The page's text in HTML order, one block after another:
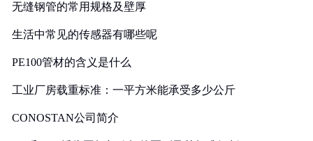
无缝钢管的常用规格及壁厚
生活中常见的传感器有哪些呢
PE100管材的含义是什么
工业厂房载重标准：一平方米能承受多少公斤
CONOSTAN公司简介